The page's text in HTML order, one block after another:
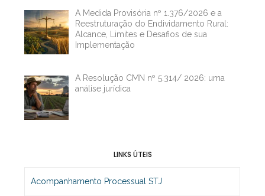
A Medida Provisória nº 1.376/2026 e a
Reestruturação do Endividamento Rural:
Alcance, Limites e Desafios de sua
Implementação
A Resolução CMN nº 5.314/ 2026: uma
análise jurídica
LINKS ÚTEIS
Acompanhamento Processual STJ